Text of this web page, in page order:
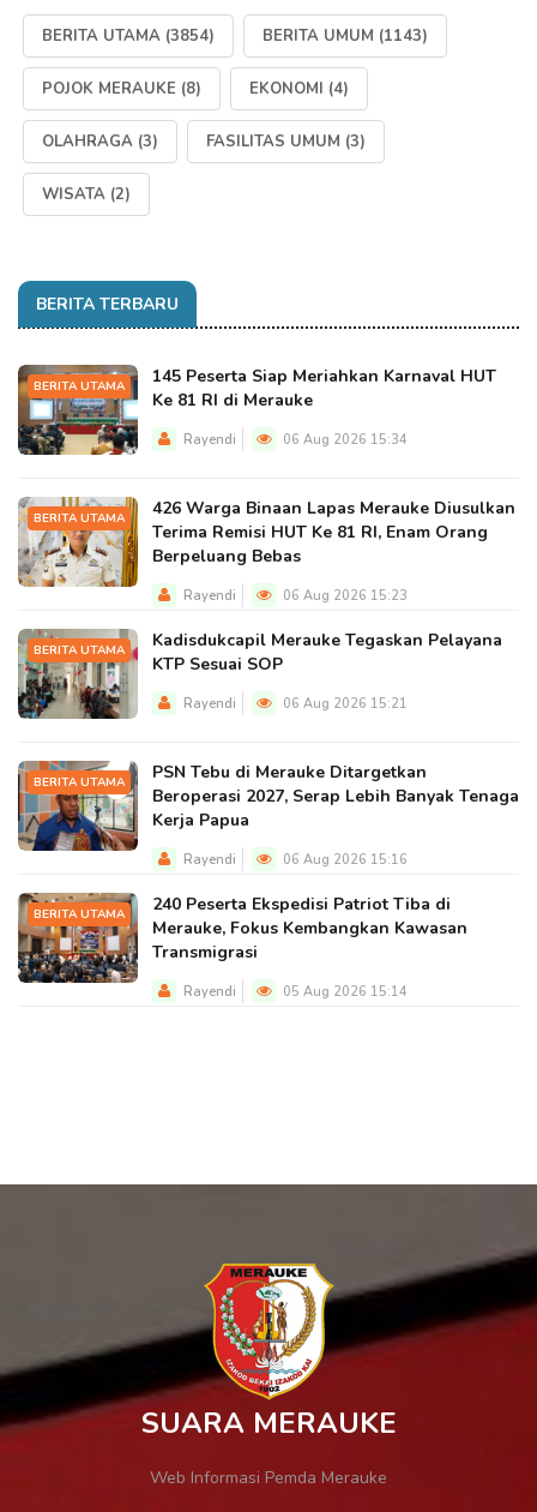
BERITA UTAMA (3854) BERITA UMUM (1143)
POJOK MERAUKE (8) EKONOMI (4)
OLAHRAGA (3) FASILITAS UMUM (3)
WISATA (2)
BERITA TERBARU
BERITA UTAMA
145 Peserta Siap Meriahkan Karnaval HUT
Ke 81 RI di Merauke
Rayendi 06 Aug 2026 15:34
BERITA UTAMA
426 Warga Binaan Lapas Merauke Diusulkan
Terima Remisi HUT Ke 81 RI, Enam Orang
Berpeluang Bebas
Rayendi 06 Aug 2026 15:23
BERITA UTAMA
Kadisdukcapil Merauke Tegaskan Pelayana
KTP Sesuai SOP
Rayendi 06 Aug 2026 15:21
BERITA UTAMA
PSN Tebu di Merauke Ditargetkan
Beroperasi 2027, Serap Lebih Banyak Tenaga
Kerja Papua
Rayendi 06 Aug 2026 15:16
BERITA UTAMA
240 Peserta Ekspedisi Patriot Tiba di
Merauke, Fokus Kembangkan Kawasan
Transmigrasi
Rayendi 05 Aug 2026 15:14
SUARA MERAUKE
Web Informasi Pemda Merauke